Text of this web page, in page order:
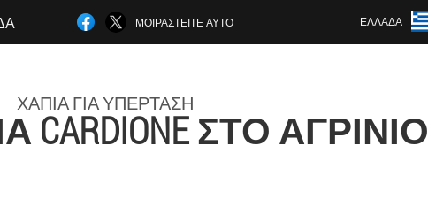
ΜΟΙΡΑΣΤΕΊΤΕ ΑΥΤΌ ΕΛΛΆΔΑ
ΧΆΠΙΑ ΓΙΑ ΥΠΈΡΤΑΣΗ
ΣΤΟ ΑΓΡΊΝΙΟ